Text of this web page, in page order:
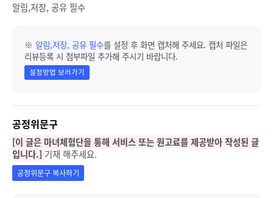
알림,저장, 공유 필수
※ 알림,저장, 공유 필수를 설정 후 화면 캡처해 주세요. 캡처 파일은
리뷰등록 시 첨부파일 추가해 주시기 바랍니다.
설정방법 보러가기
공정위문구
[이 글은 마녀체험단을 통해 서비스 또는 원고료를 제공받아 작성된 글
입니다.] 기재 해주세요.
공정위문구 복사하기